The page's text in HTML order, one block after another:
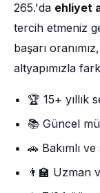
265.'da ehliyet
tercih etmeniz
başarı
altyapımızla
🏆 15+ yıllık
📚 Güncel
🚗 Bakımlı
👨‍🏫 Uzman